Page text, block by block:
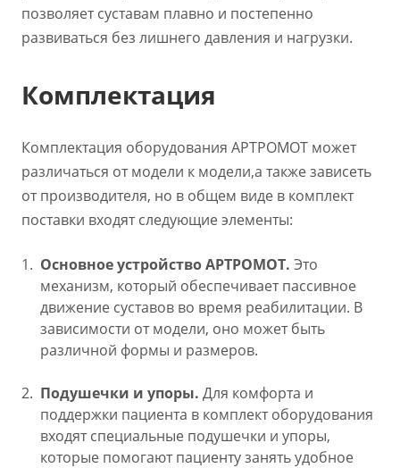
позволяет суставам плавно и постепенно
развиваться без лишнего давления и нагрузки.
Комплектация
Комплектация оборудования АРТРОМОТ может
различаться от модели к модели,а также зависеть
от производителя, но в общем виде в комплект
поставки входят следующие элементы:
Основное устройство АРТРОМОТ. Это
механизм, который обеспечивает пассивное
движение суставов во время реабилитации. В
зависимости от модели, оно может быть
различной формы и размеров.
Подушечки и упоры. Для комфорта и
поддержки пациента в комплект оборудования
входят специальные подушечки и упоры,
которые помогают пациенту занять удобное